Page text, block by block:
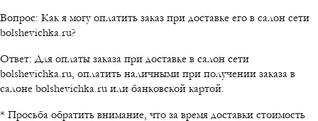
Вопрос: Как я могу оплатить заказ при доставке его в салон сети
bolshevichka.ru?
Ответ: Для оплаты заказа при доставке в салон сети
bolshevichka.ru, оплатить наличными при получении заказа в
салоне bolshevichka.ru или банковской картой.
* Просьба обратить внимание, что за время доставки стоимость